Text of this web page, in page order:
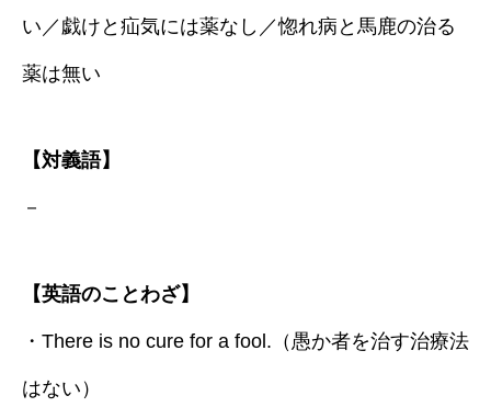
い／戯けと疝気には薬なし／惚れ病と馬鹿の治る
薬は無い
【対義語】
－
【英語のことわざ】
・There is no cure for a fool.（愚か者を治す治療法
はない）